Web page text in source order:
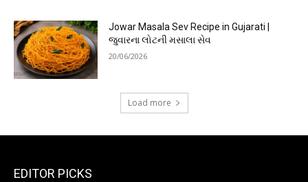
Jowar Masala Sev Recipe in Gujarati |
જુવારના લોટની મસાલા સેવ
20/06/2026
Load more
EDITOR PICKS